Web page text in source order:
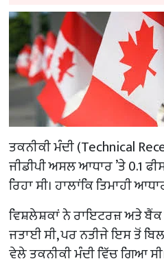
ਤਕਨੀਕੀ ਮੰਦੀ (Technical
ਜੀਡੀਪੀ ਅਸਲ ਆਧਾਰ ’ਤੇ 0.1
ਰਿਹਾ ਸੀ। ਹਾਲਾਂਕਿ ਤਿਮਾਹੀ
ਵਿਸ਼ਲੇਸ਼ਕਾਂ ਨੇ ਰਾਇਟਰਜ਼ ਅਤੇ ਬੈਂਕ
ਜਤਾਈ ਸੀ, ਪਰ ਨਤੀਜੇ ਇਸ ਤੋਂ
ਵੇਲੇ ਤਕਨੀਕੀ ਮੰਦੀ ਵਿੱਚ ਗਿਆ